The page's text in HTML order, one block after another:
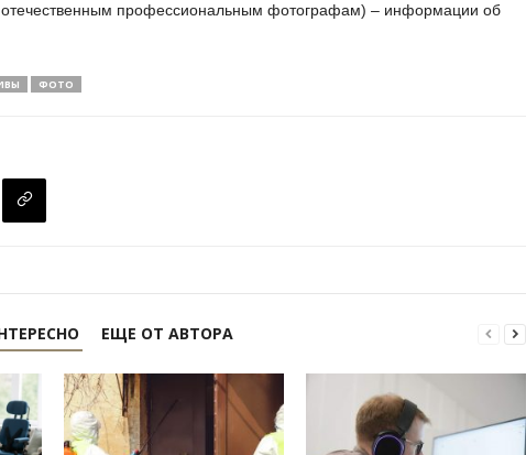
отечественным профессиональным фотографам) – информации об
ФОТО
ЕЩЕ ОТ АВТОРА